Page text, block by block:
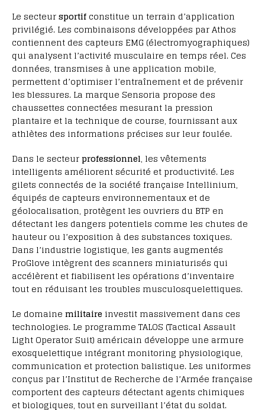
Le secteursportif constitue un terrain d’application
privilégié. Les combinaisons développées par Athos
contiennent des capteurs EMG (électromyographiques)
qui analysent l’activité musculaire en temps réel. Ces
données, transmises à une application mobile,
permettent d’optimiser l’entraînement et de prévenir
les blessures. La marque Sensoria propose des
chaussettes connectées mesurant la pression
plantaire et la technique de course, fournissant aux
athlètes des informations précises sur leur foulée.
Dans le secteurprofessionnel, les vêtements
intelligents améliorent sécurité et productivité. Les
gilets connectés de la société française Intellinium,
équipés de capteurs environnementaux et de
géolocalisation, protègent les ouvriers du BTP en
détectant les dangers potentiels comme les chutes de
hauteur ou l’exposition à des substances toxiques.
Dans l’industrie logistique, les gants augmentés
ProGlove intègrent des scanners miniaturisés qui
accélèrent et fiabilisent les opérations d’inventaire
tout en réduisant les troubles musculosquelettiques.
Le domaine militaire investit massivement dans ces
technologies. Le programme TALOS (Tactical Assault
Light Operator Suit) américain développe une armure
exosquelettique intégrant monitoring physiologique,
communication et protection balistique. Les uniformes
conçus par l’Institut de Recherche de l’Armée française
comportent des capteurs détectant agents chimiques
et biologiques, tout en surveillant l’état du soldat.